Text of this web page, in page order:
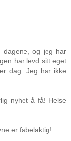
og jeg har
har levd sitt eget
dag. Jeg har ikke
nyhet å få! Helse
er fabelaktig!